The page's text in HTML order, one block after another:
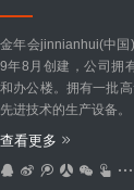
金年会jinnianhui(中国
9年8月创建，公司拥
和办公楼。拥有一批
先进技术的生产设备。
查看更多